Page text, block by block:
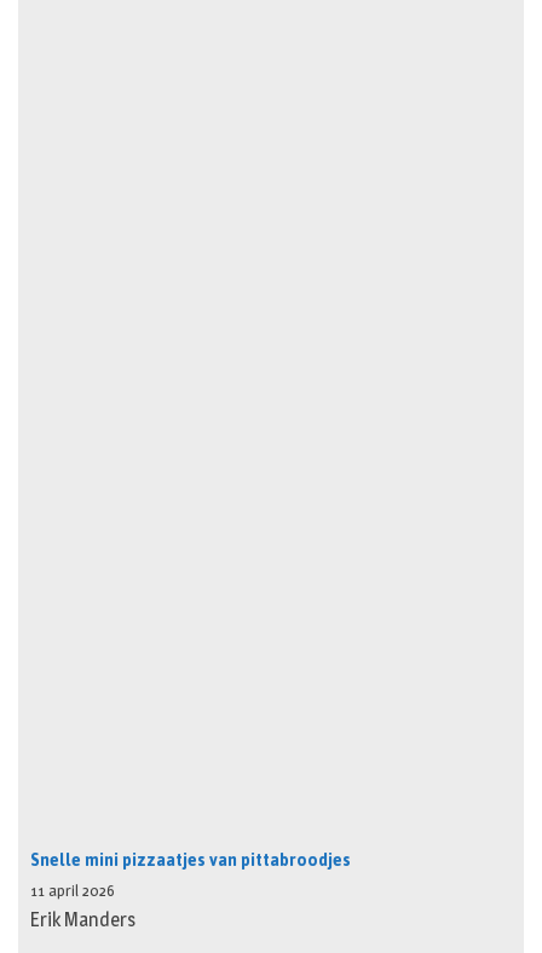
Snelle mini pizzaatjes van pittabroodjes
11 april 2026
Erik Manders